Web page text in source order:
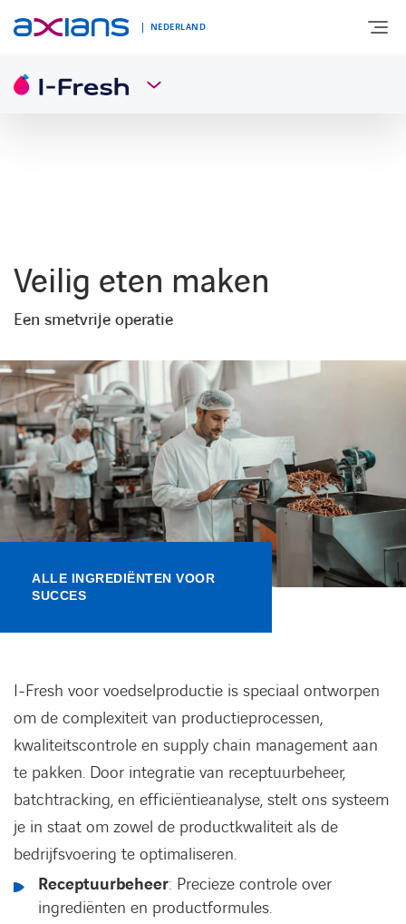
NEDERLAND
NIEUWS & INSPIRATIE
Nieuws
Kennisbank
Referenties
Events
Contact
Veilig eten maken
Een smetvrije operatie
ALLE INGREDIËNTEN VOOR
SUCCES
I-Fresh voor voedselproductie is speciaal ontworpen
om de complexiteit van productieprocessen,
kwaliteitscontrole en supply chain management aan
te pakken. Door integratie van receptuurbeheer,
batchtracking, en efficiëntieanalyse, stelt ons systeem
je in staat om zowel de productkwaliteit als de
bedrijfsvoering te optimaliseren.
Receptuurbeheer: Precieze controle over
ingrediënten en productformules.